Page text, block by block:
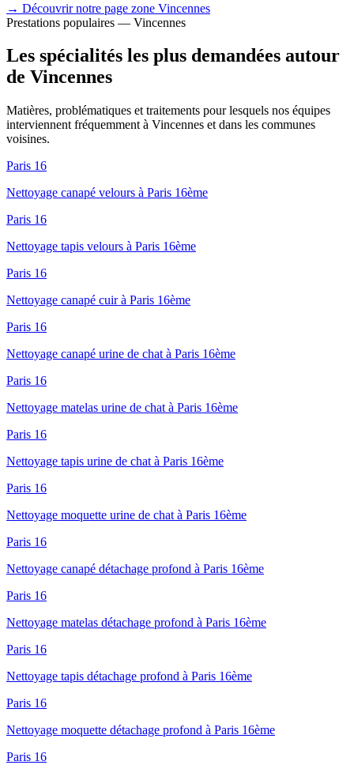
→ Découvrir notre page zone Vincennes
Prestations populaires — Vincennes
Les spécialités les plus demandées autour
de Vincennes
Matières, problématiques et traitements pour lesquels nos équipes
interviennent fréquemment à Vincennes et dans les communes
voisines.
Paris 16
Nettoyage canapé velours à Paris 16ème
Paris 16
Nettoyage tapis velours à Paris 16ème
Paris 16
Nettoyage canapé cuir à Paris 16ème
Paris 16
Nettoyage canapé urine de chat à Paris 16ème
Paris 16
Nettoyage matelas urine de chat à Paris 16ème
Paris 16
Nettoyage tapis urine de chat à Paris 16ème
Paris 16
Nettoyage moquette urine de chat à Paris 16ème
Paris 16
Nettoyage canapé détachage profond à Paris 16ème
Paris 16
Nettoyage matelas détachage profond à Paris 16ème
Paris 16
Nettoyage tapis détachage profond à Paris 16ème
Paris 16
Nettoyage moquette détachage profond à Paris 16ème
Paris 16